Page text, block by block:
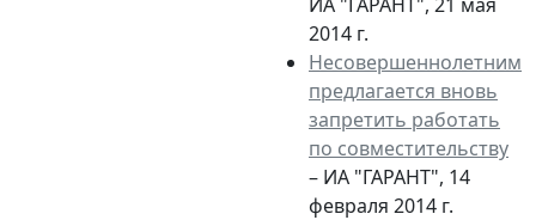
2014 г.
Несовершеннолетним
предлагается вновь
запретить работать
по совместительству
– ИА "ГАРАНТ", 14
февраля 2014 г.